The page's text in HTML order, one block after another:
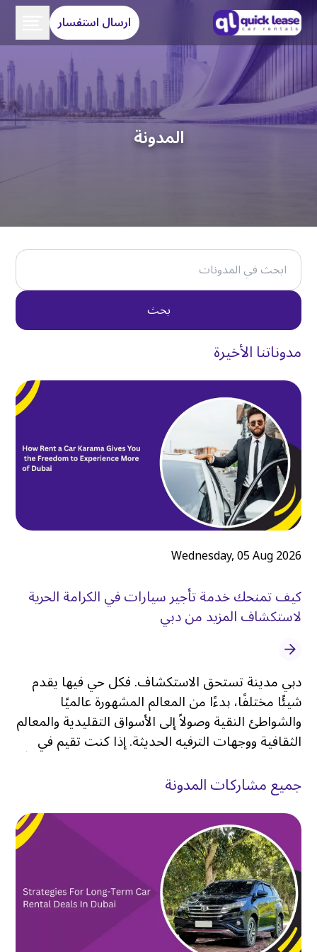
ارسال استفسار
المدونة
بحث
مدوناتنا الأخيرة
Wednesday, 05 Aug 2026
كيف تمنحك خدمة تأجير سيارات في الكرامة الحرية
لاستكشاف المزيد من دبي
دبي مدينة تستحق الاستكشاف. فكل حي فيها يقدم
شيئًا مختلفًا، بدءًا من المعالم المشهورة عالميًا
والشواطئ النقية وصولاً إلى الأسواق التقليدية والمعالم
الثقافية ووجهات الترفيه الحديثة. إذا كنت تقيم في
الكرامة، فأنت بالفعل في واحدة من أكثر الأحياء حيويةً
وتواصلاً في المدينة.
تشتهر الكرامة بشوارعها النابضة بالحياة، وفرص
التسوق بأسعار معقولة، ومطاعمها المتنوعة، وموقعها
المركزي، مما يجعلها نقطة انطلاق ممتازة لاكتشاف كل
ما تقدمه دبي. ولكن على الرغم من أن المنطقة تتمتع
بشبكة مواصلات عامة جيدة، فإن الاعتماد فقط على
الحافلات أو سيارات الأجرة قد يحد من مرونتك، خاصةً
إذا كنت تخطط لزيارة وجهات متعددة في يوم واحد
لهذا السبب يختار العديد من الزوار والمقيمين
جميع مشاركات المدونة